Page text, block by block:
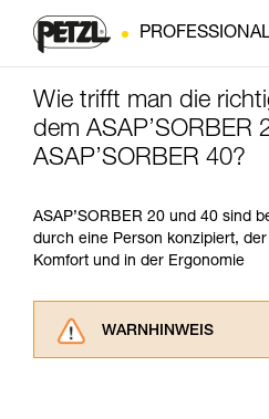
Wie trifft man die
dem ASAP’SORBER
ASAP’SORBER 40?
ASAP’SORBER 20 und 40 sind
durch eine Person konzipiert,
Komfort und in der Ergonomie
WARNHINWEIS